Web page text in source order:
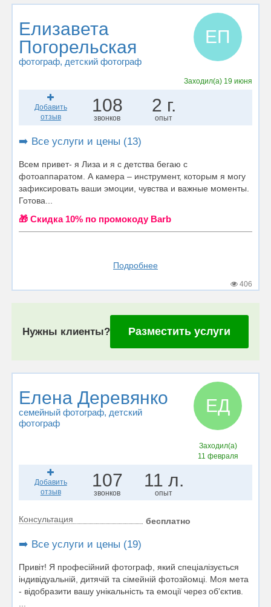
Елизавета
Погорельская
фотограф, детский фотограф
ЕП
Заходил(а) 19 июня
Добавить
отзыв
108
звонков
2 г.
опыт
➡️ Все услуги и цены (13)
Всем привет- я Лиза и я с детства бегаю с
фотоаппаратом. А камера – инструмент, которым я могу
зафиксировать ваши эмоции, чувства и важные моменты.
Готова...
🎁 Cкидка 10% по промокоду Barb
Подробнее
406
Нужны клиенты? Разместить услуги
Елена Деревянко
семейный фотограф, детский
фотограф
ЕД
Заходил(а)
11 февраля
Добавить
отзыв
107
звонков
11 л.
опыт
Консультация бесплатно
➡️ Все услуги и цены (19)
Привіт! Я професійний фотограф, який спеціалізується
індивідуальній, дитячій та сімейній фотозйомці. Моя мета
- відобразити вашу унікальність та емоції через об'єктив.